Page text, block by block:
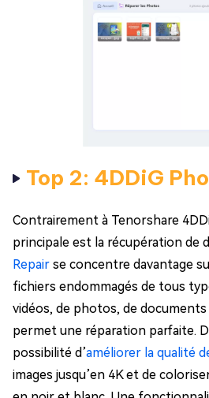
Top 2: 4DDiG
Contrairement à Tenorshare
principale est la récupération de
Repair se concentre davantage
fichiers endommagés de tous
vidéos, de photos, de documents
permet une réparation parfaite.
possibilité d’améliorer la qualité
images jusqu’en 4K et de